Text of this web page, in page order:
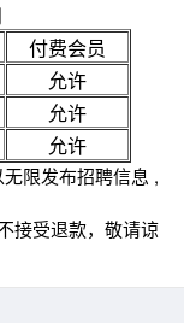
付费会员
允许
允许
允许
限发布招聘信息 ,
接受退款，敬请谅